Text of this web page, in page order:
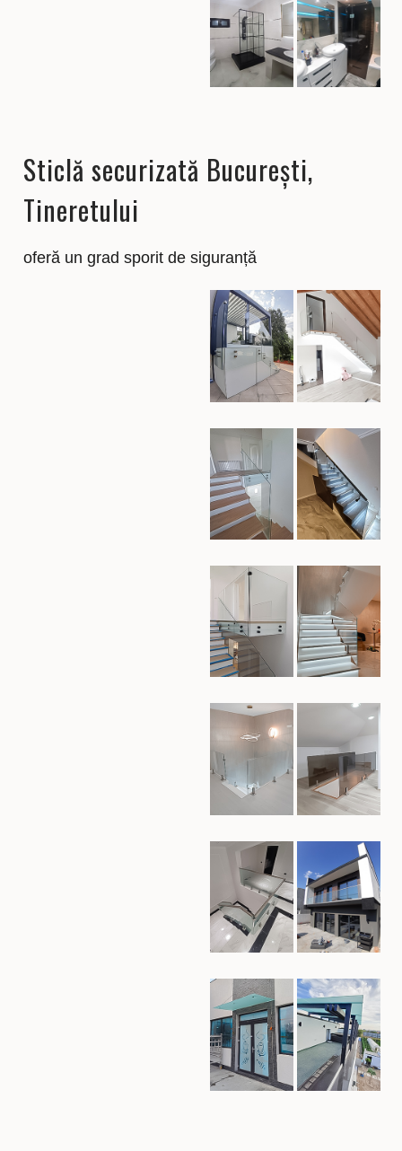
Sticlă securizată București,
Tineretului
oferă un grad sporit de siguranță